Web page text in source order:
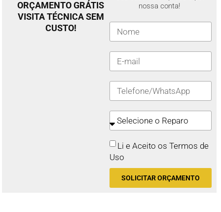
ORÇAMENTO GRÁTIS
VISITA TÉCNICA SEM
CUSTO!
nossa conta!
Li e Aceito os Termos de
Uso
SOLICITAR ORÇAMENTO